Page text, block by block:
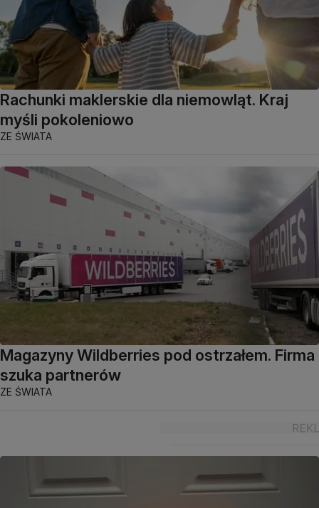
Rachunki maklerskie dla niemowląt. Kraj
myśli pokoleniowo
ZE ŚWIATA
Magazyny Wildberries pod ostrzałem. Firma
szuka partnerów
ZE ŚWIATA